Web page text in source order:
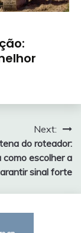
Next:
do roteador:
como escolher a
sinal forte